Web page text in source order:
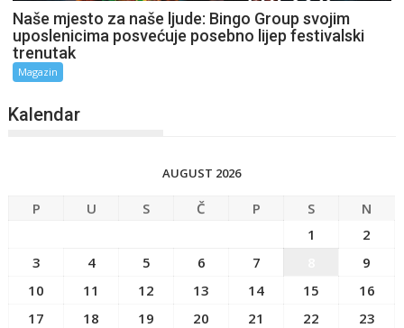
Naše mjesto za naše ljude: Bingo Group svojim
uposlenicima posvećuje posebno lijep festivalski
trenutak
Magazin
Kalendar
AUGUST 2026
P U S Č P S
N
1
2
3
4 5 6 7
9
10
11 12 13 14 15
16
17
18 19 20 21 22
23